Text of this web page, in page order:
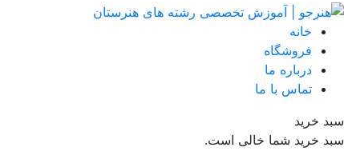
خانه
فروشگاه
درباره ما
تماس با ما
سبد خرید
سبد خرید شما خالی است.